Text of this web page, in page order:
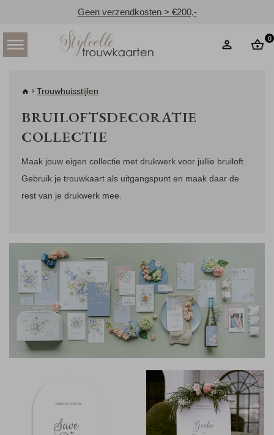
Geen verzendkosten > €200,-
0
Trouwhuisstijlen
BRUILOFTSDECORATIE
COLLECTIE
Maak jouw eigen collectie met drukwerk voor jullie bruiloft.
Gebruik je trouwkaart als uitgangspunt en maak daar de
rest van je drukwerk mee.